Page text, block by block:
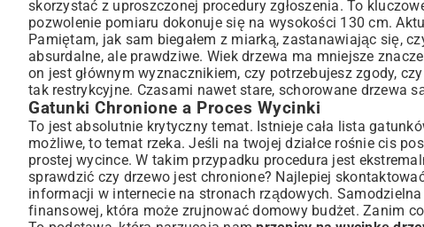
skorzystać z uproszczonej procedury zgłoszenia. To
pozwolenie pomiaru dokonuje się na wysokości 130 cm.
Pamiętam, jak sam biegałem z miarką, zastanawiając się,
absurdalne, ale prawdziwe. Wiek drzewa ma mniejsze
on jest głównym wyznacznikiem, czy potrzebujesz zgody,
tak restrykcyjne. Czasami nawet stare, schorowane drzewa
Gatunki Chronione a Proces Wycinki
To jest absolutnie krytyczny temat. Istnieje cała lista
możliwe, to temat rzeka. Jeśli na twojej działce rośnie cis
prostej wycince. W takim przypadku procedura jest
sprawdzić czy drzewo jest chronione? Najlepiej
informacji w internecie na stronach rządowych.
finansowej, która może zrujnować domowy budżet. Zanim